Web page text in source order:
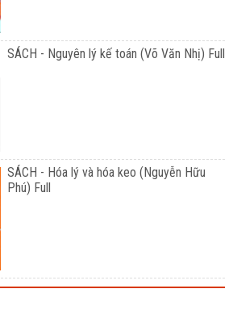
SÁCH - Nguyên lý kế toán (Võ Văn Nhị) Full
SÁCH - Hóa lý và hóa keo (Nguyễn Hữu
Phú) Full